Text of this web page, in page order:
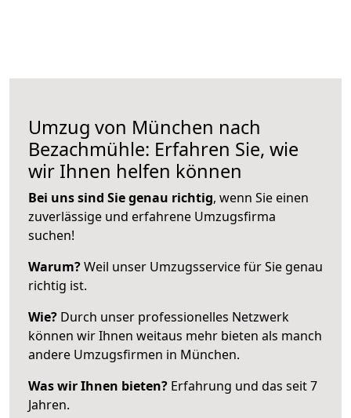
Umzug von München nach
Bezachmühle: Erfahren Sie, wie
wir Ihnen helfen können
Bei uns sind Sie genau richtig, wenn Sie einen
zuverlässige und erfahrene Umzugsfirma
suchen!
Warum?Weil unser Umzugsservice für Sie genau
richtig ist.
Wie? Durch unser professionelles Netzwerk
können wir Ihnen weitaus mehr bieten als manch
andere Umzugsfirmen in München.
Was wir Ihnen bieten? Erfahrung und das seit 7
Jahren.